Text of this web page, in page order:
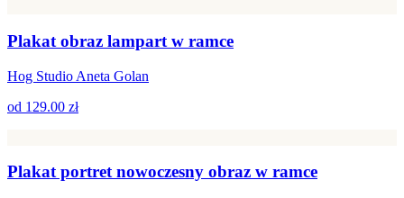
Plakat obraz lampart w ramce
Hog Studio Aneta Golan
od 129.00 zł
Plakat portret nowoczesny obraz w ramce